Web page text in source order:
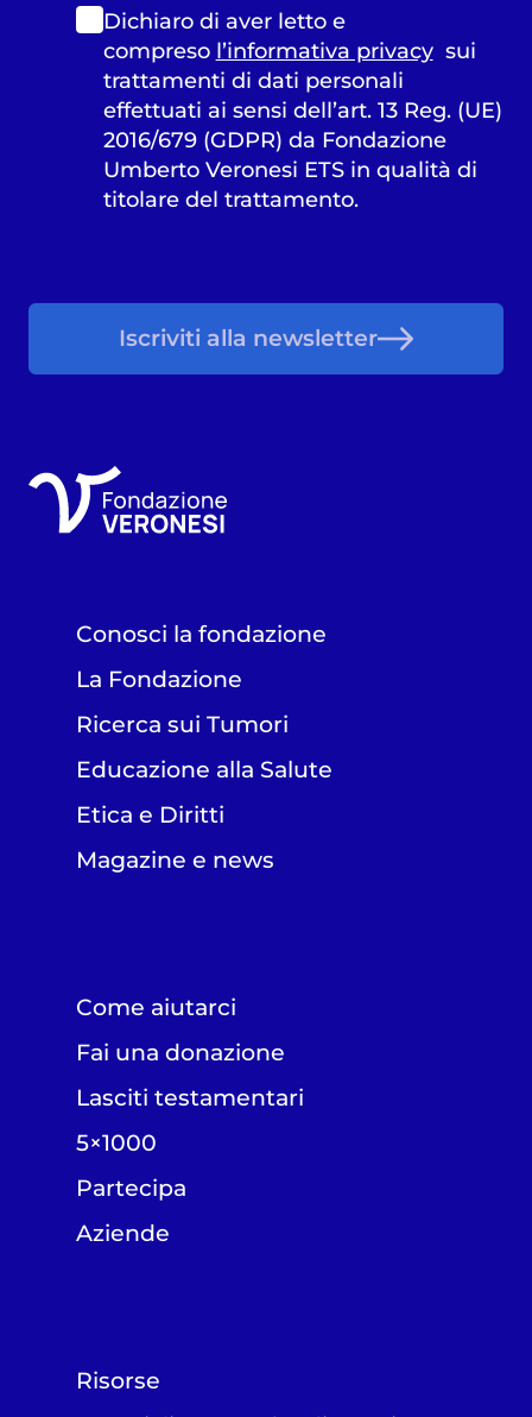
Dichiaro di aver letto e
compreso l’informativa privacysui
trattamenti di dati personali
effettuati ai sensi dell’art. 13 Reg. (UE)
2016/679 (GDPR) da Fondazione
Umberto Veronesi ETS in qualità di
titolare del trattamento.
Iscriviti alla newsletter
Conosci la fondazione
La Fondazione
Ricerca sui Tumori
Educazione alla Salute
Etica e Diritti
Magazine e news
Come aiutarci
Fai una donazione
Lasciti testamentari
5×1000
Partecipa
Aziende
Risorse